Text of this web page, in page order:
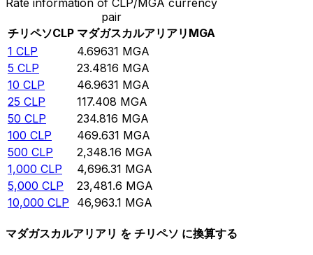
pair
チリペソCLP マダガスカルアリアリ MGA
1 CLP 4.69631 MGA
5 CLP 23.4816 MGA
10 CLP 46.9631 MGA
25 CLP 117.408 MGA
50 CLP 234.816 MGA
100 CLP 469.631 MGA
500 CLP 2,348.16 MGA
1,000 CLP 4,696.31 MGA
5,000 CLP 23,481.6 MGA
10,000 CLP 46,963.1 MGA
マダガスカルアリアリ を チリペソ に換算する